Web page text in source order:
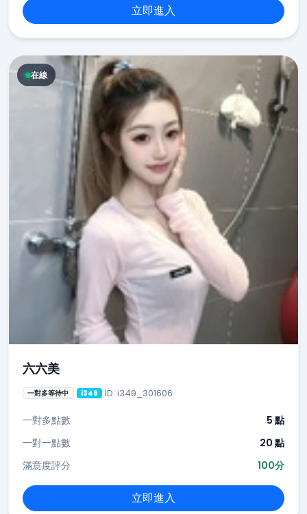
立即進入
在線
六六美
一對多等待中 i349 ID: i349_301606
一對多點數
5 點
一對一點數
20 點
滿意度評分
100分
立即進入